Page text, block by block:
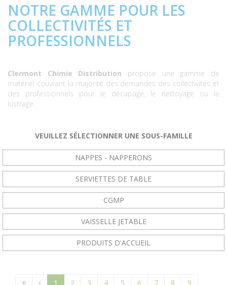
NOTRE GAMME POUR LES
COLLECTIVITÉS ET
PROFESSIONNELS
Clermont Chimie Distribution propose une gamme de
matériel couvrant la majorité des demandes des collectivités et
des professionnels pour le décapage, le nettoyage ou le
lustrage.
VEUILLEZ SÉLECTIONNER UNE SOUS-FAMILLE
NAPPES - NAPPERONS
SERVIETTES DE TABLE
CGMP
VAISSELLE JETABLE
PRODUITS D'ACCUEIL
1 2 3 4 5 6 7 8 9